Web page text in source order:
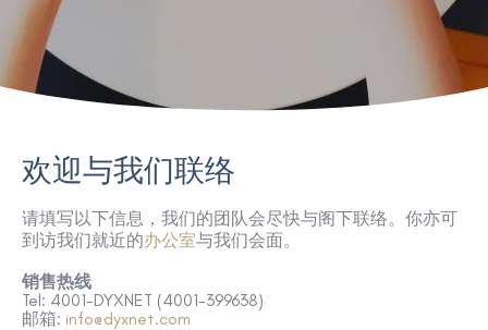
欢迎与我们联络
请填写以下信息 ，我们的团队会尽快与阁下联络。你亦可
到访我们就近的办公室与我们会面。
销售热线
Tel: 4001-DYXNET (4001-399638)
邮箱: info@dyxnet.com